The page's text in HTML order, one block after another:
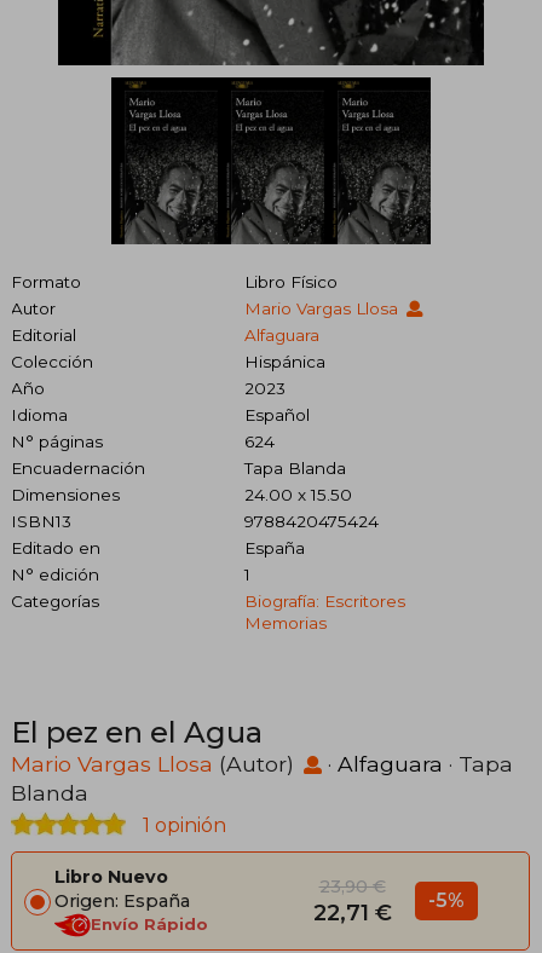
Formato
Libro Físico
Autor
Mario Vargas Llosa
Editorial
Alfaguara
Colección
Hispánica
Año
2023
Idioma
Español
N° páginas
624
Encuadernación
Tapa Blanda
Dimensiones
24.00 x 15.50
ISBN13
9788420475424
Editado en
España
N° edición
1
Categorías
Biografía: Escritores
Memorias
El pez en el Agua
Mario Vargas Llosa (Autor) · Alfaguara · Tapa
Blanda
1 opinión
Libro Nuevo
Origen: España
Envío Rápido
23,90 €
22,71 € -5%